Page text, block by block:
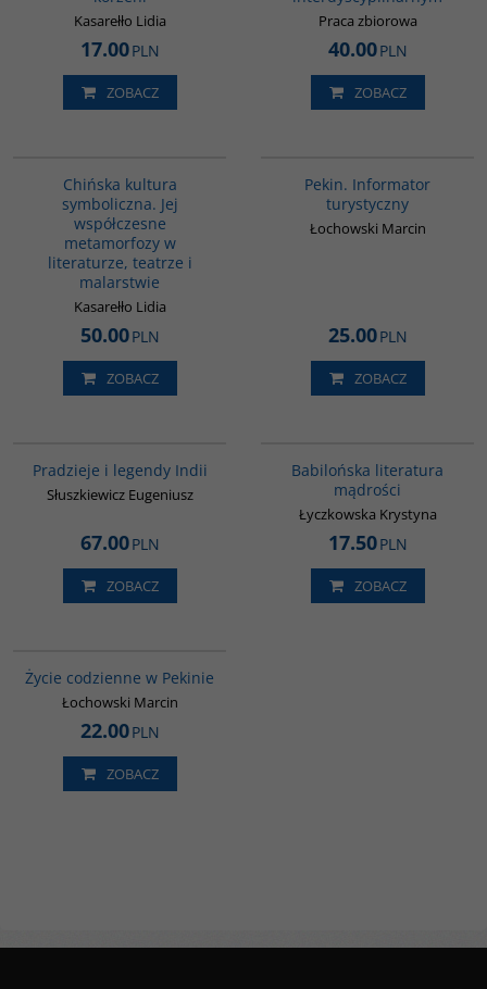
Kasarełło Lidia
17.00PLN
ZOBACZ
Praca zbiorowa
40.00PLN
ZOBACZ
Chińska kultura
symboliczna. Jej
współczesne
metamorfozy w
literaturze, teatrze i
malarstwie
Kasarełło Lidia
50.00PLN
ZOBACZ
Pekin. Informator
turystyczny
Łochowski Marcin
25.00PLN
ZOBACZ
Pradzieje i legendy Indii
Słuszkiewicz Eugeniusz
67.00PLN
ZOBACZ
Babilońska literatura
mądrości
Łyczkowska Krystyna
17.50PLN
ZOBACZ
Życie codzienne w Pekinie
Łochowski Marcin
22.00PLN
ZOBACZ